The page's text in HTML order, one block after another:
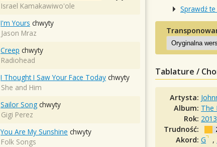
Sprawdź
Tablature /
Artysta:
Album: The
Rok: 2013
Trudność:
Akord:G ,
Israel Kamakawiwo'ole
I'm Yours chwyty
Jason Mraz
Creep chwyty
Radiohead
I Thought I Saw Your Face Today chwyty
She and Him
Sailor Song chwyty
Gigi Perez
You Are My Sunshine chwyty
Folk Songs